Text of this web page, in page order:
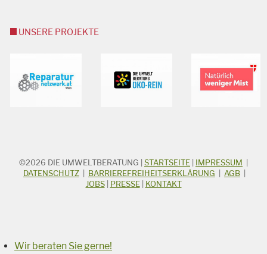
UNSERE PROJEKTE
STICHWORTSUCHE
Suchbegriff
©2026 DIE UMWELTBERATUNG STARTSEITE IMPRESSUM
DATENSCHUTZ
BARRIEREFREIHEITSERKLÄRUNG AGB
JOBS| PRESSE| KONTAKT
Wir beraten Sie gerne!